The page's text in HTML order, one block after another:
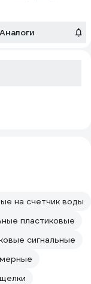
шт, КПП-3-
Аналоги
на счетчик воды
пластиковые
сигнальные